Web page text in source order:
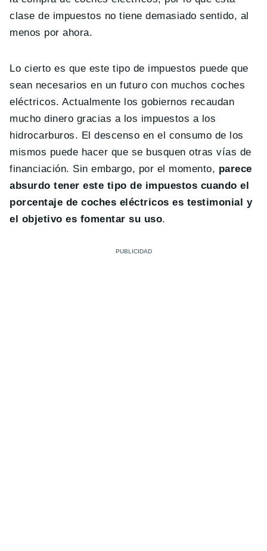
clase de impuestos no tiene demasiado sentido, al
menos por ahora.
Lo cierto es que este tipo de impuestos puede que
sean necesarios en un futuro con muchos coches
eléctricos. Actualmente los gobiernos recaudan
mucho dinero gracias a los impuestos a los
hidrocarburos. El descenso en el consumo de los
mismos puede hacer que se busquen otras vías de
financiación. Sin embargo, por el momento, parece
absurdo tener este tipo de impuestos cuando el
porcentaje de coches eléctricos es testimonial y
el objetivo es fomentar su uso.